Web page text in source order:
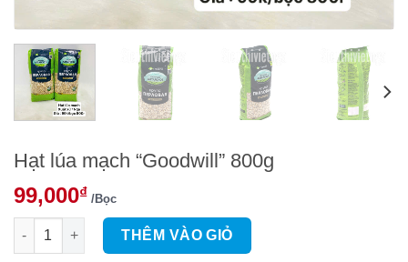
Hạt lúa mạch “Goodwill” 800g
99,000₫ /Bọc
Hạt lúa mạch "Goodwill" 800g số lượng
THÊM VÀO GIỎ